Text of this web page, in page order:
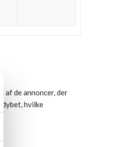
af de annoncer, der
hvilke